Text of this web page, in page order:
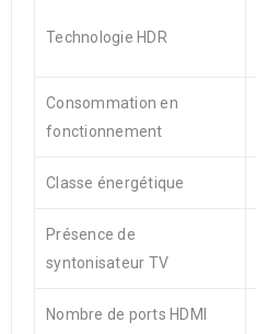
Technologie HDR
Consommation en
fonctionnement
Classe énergétique
Présence de
syntonisateur TV
Nombre de ports HDMI